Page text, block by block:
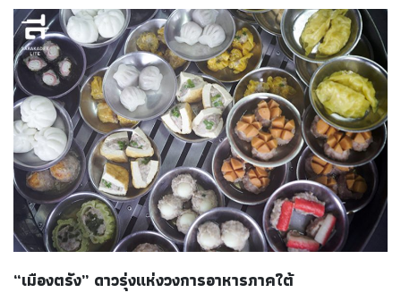
“เมืองตรัง” ดาวรุ่งแห่งวงการอาหารภาคใต้